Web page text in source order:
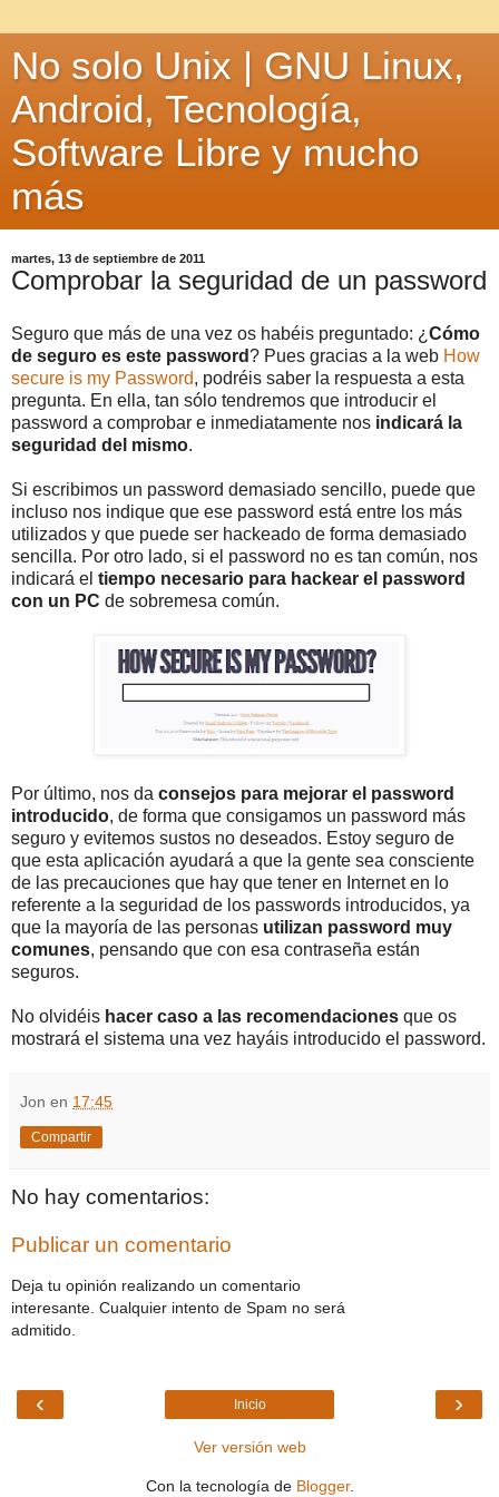
No solo Unix | GNU Linux,
Android, Tecnología,
Software Libre y mucho
más
martes, 13 de septiembre de 2011
Comprobar la seguridad de un password
Seguro que más de una vez os habéis preguntado: ¿ Cómo
de seguro es este password? Pues gracias a la web How
secure is my Password, podréis saber la respuesta a esta
pregunta. En ella, tan sólo tendremos que introducir el
password a comprobar e inmediatamente nos indicará la
seguridad del mismo.
Si escribimos un password demasiado sencillo, puede que
incluso nos indique que ese password está entre los más
utilizados y que puede ser hackeado de forma demasiado
sencilla. Por otro lado, si el password no es tan común, nos
indicará el tiempo necesario para hackear el password
con un PC de sobremesa común.
Por último, nos da consejos para mejorar el password
introducido, de forma que consigamos un password más
seguro y evitemos sustos no deseados. Estoy seguro de
que esta aplicación ayudará a que la gente sea consciente
de las precauciones que hay que tener en Internet en lo
referente a la seguridad de los passwords introducidos, ya
que la mayoría de las personas utilizan password muy
comunes, pensando que con esa contraseña están
seguros.
No olvidéis hacer caso a las recomendaciones que os
mostrará el sistema una vez hayáis introducido el password.
Jon en 17:45
Compartir
No hay comentarios:
Publicar un comentario
Deja tu opinión realizando un comentario
interesante. Cualquier intento de Spam no será
admitido.
‹ ›
Inicio
Ver versión web
Con la tecnología de Blogger.